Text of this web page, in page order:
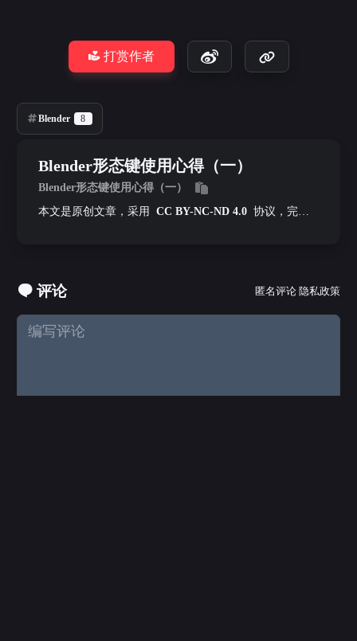
打赏作者
Blender 8
Blender形态键使用心得（一）
Blender形态键使用心得（一）
本文是原创文章，采用
CC BY-NC-ND 4.0 协议，完整
评论 匿名评论 隐私政策